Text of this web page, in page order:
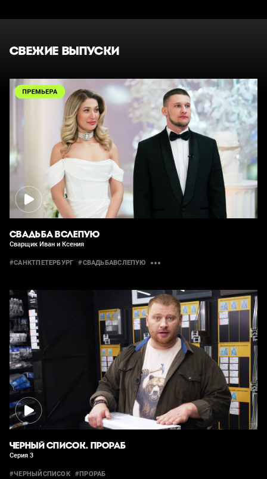
СВЕЖИЕ ВЫПУСКИ
СВАДЬБА ВСЛЕПУЮ
Сварщик Иван и Ксения
#САНКТПЕТЕРБУРГ #СВАДЬБАВСЛЕПУЮ
ЧЕРНЫЙ СПИСОК. ПРОРАБ
Серия 3
#ЧЕРНЫЙСПИСОК #ПРОРАБ